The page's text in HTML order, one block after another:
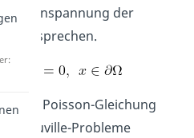
Einspannung der
entsprechen.
die Poisson-Gleichung
Liouville-Probleme